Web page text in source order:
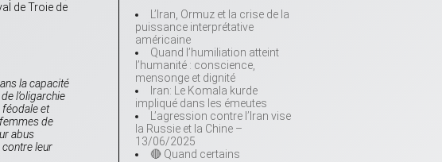
L’Iran, Ormuz et la crise de la
puissance interprétative
américaine
Quand l’humiliation atteint
l’humanité : conscience,
mensonge et dignité
Iran: Le Komala kurde
impliqué dans les émeutes
L’agression contre l’Iran vise
la Russie et la Chine –
13/06/2025
🔴 Quand certains
de Troie de
la capacité
l’oligarchie
féodale et
de
abus
contre leur